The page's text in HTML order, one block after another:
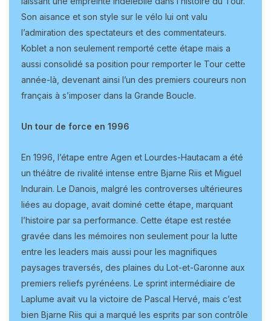
Son aisance et son style sur le vélo lui ont valu
l’admiration des spectateurs et des commentateurs.
Koblet a non seulement remporté cette étape mais a
aussi consolidé sa position pour remporter le Tour cette
année-là, devenant ainsi l’un des premiers coureurs non
français à s’imposer dans la Grande Boucle.
Un tour de force en 1996
En 1996, l’étape entre Agen et Lourdes-Hautacam a été
un théâtre de rivalité intense entre Bjarne Riis et Miguel
Indurain. Le Danois, malgré les controverses ultérieures
liées au dopage, avait dominé cette étape, marquant
l’histoire par sa performance. Cette étape est restée
gravée dans les mémoires non seulement pour la lutte
entre les leaders mais aussi pour les magnifiques
paysages traversés, des plaines du Lot-et-Garonne aux
premiers reliefs pyrénéens. Le sprint intermédiaire de
Laplume avait vu la victoire de Pascal Hervé, mais c’est
bien Bjarne Riis qui a marqué les esprits par son contrôle